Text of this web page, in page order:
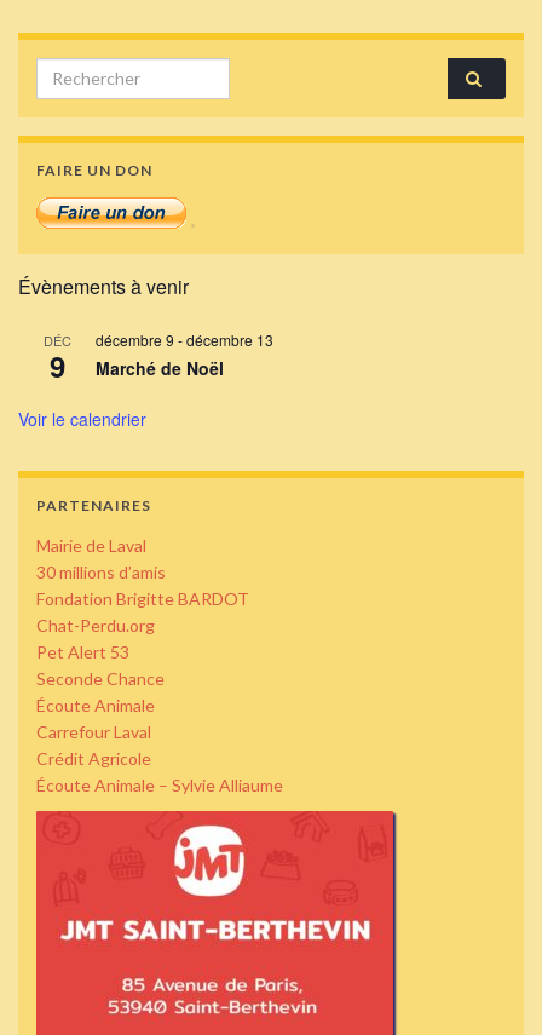
Search for:
FAIRE UN DON
Évènements à venir
DÉC
9
décembre 9 -décembre 13
Marché de Noël
Voir le calendrier
PARTENAIRES
Mairie de Laval
30 millions d’amis
Fondation Brigitte BARDOT
Chat-Perdu.org
Pet Alert 53
Seconde Chance
Écoute Animale
Carrefour Laval
Crédit Agricole
Écoute Animale – Sylvie Alliaume